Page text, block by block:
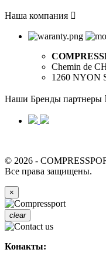
Наша компания 
Chemin de
1260 NYON
Наши Бренды партнеры
© 2026 -
Все права защищены.
×
clear
Конакты: